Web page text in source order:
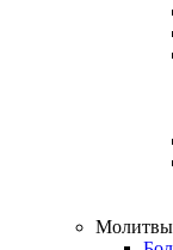
Молитвы